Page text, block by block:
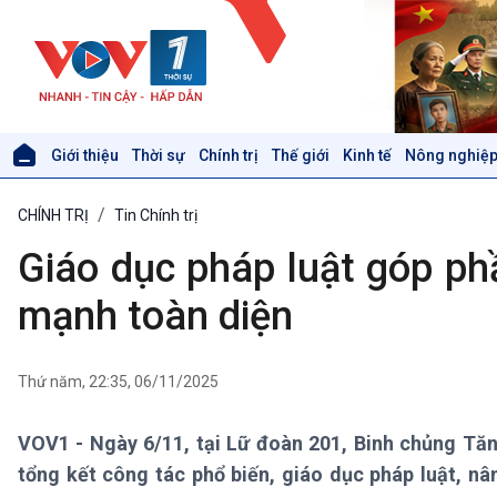
Giới thiệu Thời sự Chính trị Thế giới Kinh tế Nông
Thời sự 12h
Thời sự 18h
Bản tin
Xã hội
Tin Đời sống & Xã hội
Khoa học & Công nghệ
Tin Khoa học & Công nghệ
CHÍNH TRỊ Tin Chính trị
Giáo dục pháp luật góp
mạnh toàn diện
Thứ năm, 22:35, 06/11/2025
VOV1 - Ngày 6/11, tại Lữ đoàn 201, Binh chủng
tổng kết công tác phổ biến, giáo dục pháp luật,